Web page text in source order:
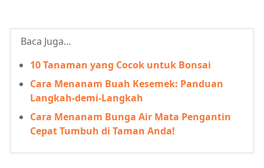
Baca Juga...
10 Tanaman yang Cocok untuk Bonsai
Cara Menanam Buah Kesemek: Panduan
Langkah-demi-Langkah
Cara Menanam Bunga Air Mata Pengantin
Cepat Tumbuh di Taman Anda!